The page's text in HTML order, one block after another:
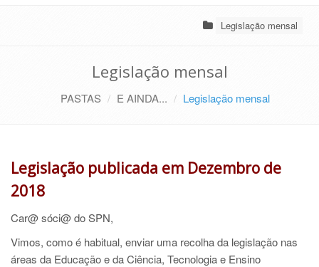
Legislação mensal
Legislação mensal
PASTAS E AINDA... Legislação mensal
Legislação publicada em Dezembro de
2018
Car@ sóci@ do SPN,
Vimos, como é habitual, enviar uma recolha da legislação nas
áreas da Educação e da Ciência, Tecnologia e Ensino